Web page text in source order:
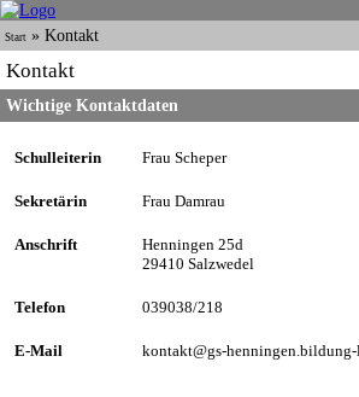
Start » Kontakt
Kontakt
Wichtige Kontaktdaten
Schulleiterin Frau Scheper
Sekretärin Frau Damrau
Anschrift
Henningen 25d
29410 Salzwedel
Telefon 039038/218
E-Mail kontakt@gs-henningen.bildung-